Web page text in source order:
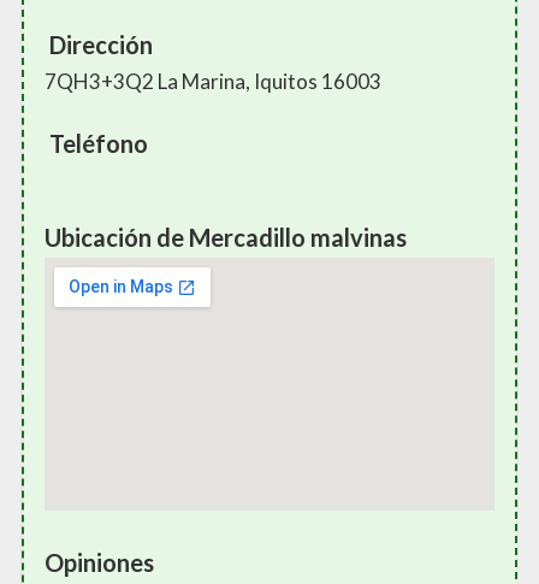
Dirección
7QH3+3Q2 La Marina, Iquitos 16003
Teléfono
Ubicación de Mercadillo malvinas
Opiniones